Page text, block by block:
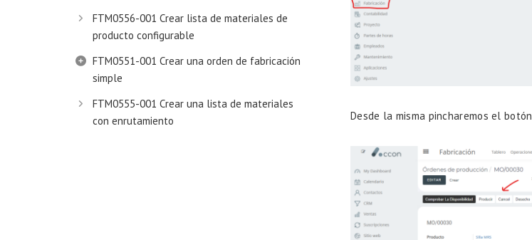
FTM0556-001 Crear lista de materiales de
producto configurable
FTM0551-001 Crear una orden de fabricación
simple
FTM0555-001 Crear una lista de materiales
con enrutamiento
Desde la misma pincharemos el botón